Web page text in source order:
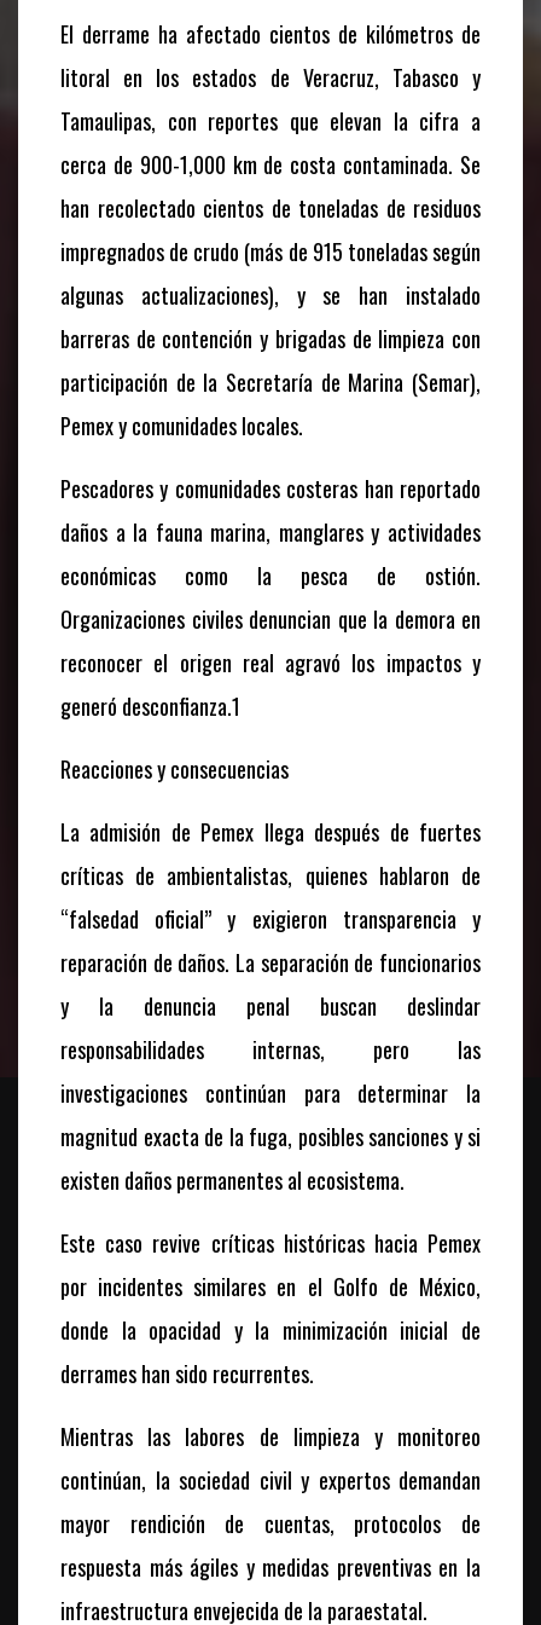
El derrame ha afectado cientos de kilómetros de
litoral en los estados de Veracruz, Tabasco y
Tamaulipas, con reportes que elevan la cifra a
cerca de 900-1,000 km de costa contaminada. Se
han recolectado cientos de toneladas de residuos
impregnados de crudo (más de 915 toneladas según
algunas actualizaciones), y se han instalado
barreras de contención y brigadas de limpieza con
participación de la Secretaría de Marina (Semar),
Pemex y comunidades locales.
Pescadores y comunidades costeras han reportado
daños a la fauna marina, manglares y actividades
económicas como la pesca de ostión.
Organizaciones civiles denuncian que la demora en
reconocer el origen real agravó los impactos y
generó desconfianza.1
Reacciones y consecuencias
La admisión de Pemex llega después de fuertes
críticas de ambientalistas, quienes hablaron de
“falsedad oficial” y exigieron transparencia y
reparación de daños. La separación de funcionarios
y la denuncia penal buscan deslindar
responsabilidades internas, pero las
investigaciones continúan para determinar la
magnitud exacta de la fuga, posibles sanciones y si
existen daños permanentes al ecosistema.
Este caso revive críticas históricas hacia Pemex
por incidentes similares en el Golfo de México,
donde la opacidad y la minimización inicial de
derrames han sido recurrentes.
Mientras las labores de limpieza y monitoreo
continúan, la sociedad civil y expertos demandan
mayor rendición de cuentas, protocolos de
respuesta más ágiles y medidas preventivas en la
infraestructura envejecida de la paraestatal.